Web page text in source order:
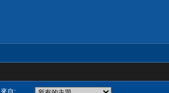
來自: